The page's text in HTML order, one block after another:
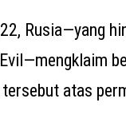
Rusia—yang
atas